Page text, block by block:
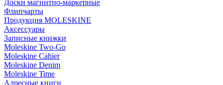
Доски магнитно-маркерные
Флипчарты
Продукция MOLESKINE
Аксессуары
Записные книжки
Moleskine Two-Go
Moleskine Cahier
Moleskine Denim
Moleskine Time
Адресные книги